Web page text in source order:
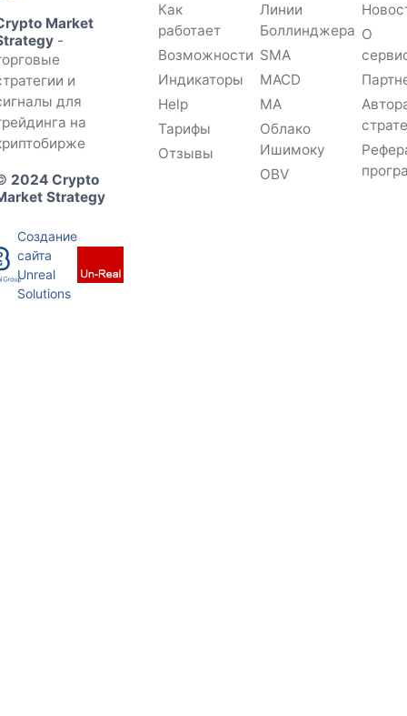
Market
-
и
для
на
2024 Crypto
Strategy
Создание
сайта
Unreal
Solutions
Как
работает
Возможности
Индикаторы
Help
Тарифы
Отзывы
Линии
Боллинджера
SMA
MACD
MA
Облако
Ишимоку
OBV
О